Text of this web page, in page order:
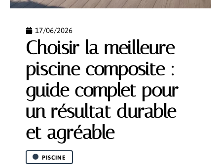
17/06/2026
Choisir la meilleure
piscine composite :
guide complet pour
un résultat durable
et agréable
PISCINE